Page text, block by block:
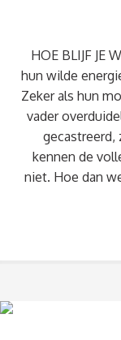
HOE BLIJF JE
hun wilde
Zeker als hun
vader
gecastreerd,
kennen de
niet. Hoe dan